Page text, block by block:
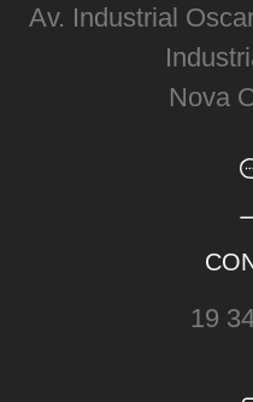
Av. Industrial
Nova
19